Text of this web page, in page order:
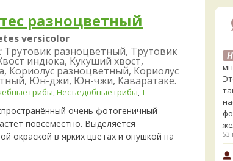
разноцветный
versicolor
Трутовик разноцветный, Трутовик
индюка, Кукуший хвост,
Кориолус разноцветный, Кориолус
Юн-джи, Юн-чжи, Каваратаке.
грибы,Несъедобные грибы,Т
очень фотогеничный
повсеместно. Выделяется
окраской в ярких цветах и опушкой на
53